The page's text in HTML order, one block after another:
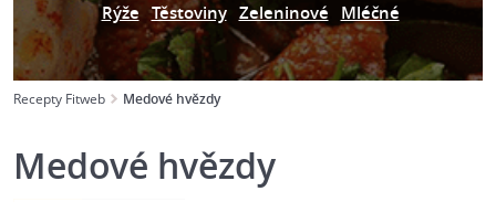
Rýže Těstoviny Zeleninové Mléčné
Recepty Fitweb Medové hvězdy
Medové hvězdy